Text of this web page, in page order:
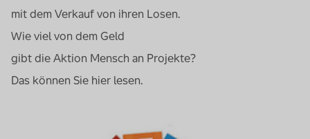
mit dem Verkauf von ihren Losen.
Wie viel von dem Geld
gibt die Aktion Mensch an Projekte?
Das können Sie hier lesen.